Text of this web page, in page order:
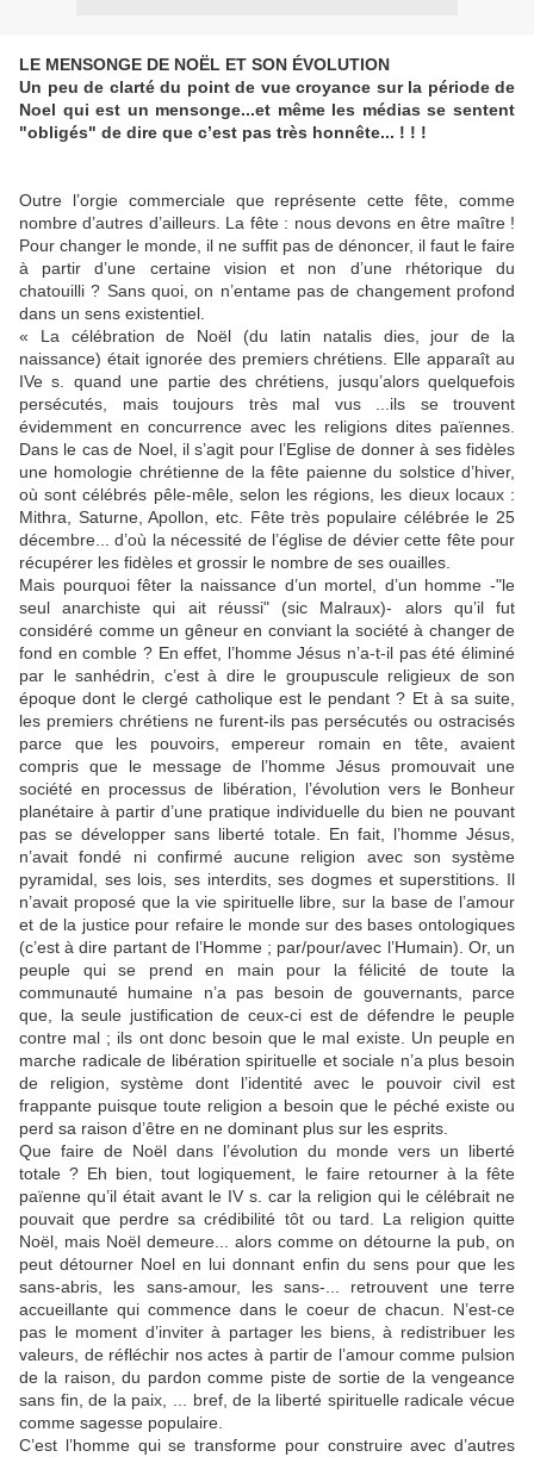
LE MENSONGE DE NOËL ET SON ÉVOLUTION
Un peu de clarté du point de vue croyance sur la période de
Noel qui est un mensonge...et même les médias se sentent
"obligés" de dire que c’est pas très honnête... ! ! !
Outre l’orgie commerciale que représente cette fête, comme
nombre d’autres d’ailleurs. La fête : nous devons en être maître !
Pour changer le monde, il ne suffit pas de dénoncer, il faut le faire
à partir d’une certaine vision et non d’une rhétorique du
chatouilli ? Sans quoi, on n’entame pas de changement profond
dans un sens existentiel.
« La célébration de Noël (du latin natalis dies, jour de la
naissance) était ignorée des premiers chrétiens. Elle apparaît au
IVe s. quand une partie des chrétiens, jusqu’alors quelquefois
persécutés, mais toujours très mal vus ...ils se trouvent
évidemment en concurrence avec les religions dites païennes.
Dans le cas de Noel, il s’agit pour l’Eglise de donner à ses fidèles
une homologie chrétienne de la fête paienne du solstice d’hiver,
où sont célébrés pêle-mêle, selon les régions, les dieux locaux :
Mithra, Saturne, Apollon, etc. Fête très populaire célébrée le 25
décembre... d’où la nécessité de l’église de dévier cette fête pour
récupérer les fidèles et grossir le nombre de ses ouailles.
Mais pourquoi fêter la naissance d’un mortel, d’un homme -"le
seul anarchiste qui ait réussi" (sic Malraux)- alors qu’il fut
considéré comme un gêneur en conviant la société à changer de
fond en comble ? En effet, l’homme Jésus n’a-t-il pas été éliminé
par le sanhédrin, c’est à dire le groupuscule religieux de son
époque dont le clergé catholique est le pendant ? Et à sa suite,
les premiers chrétiens ne furent-ils pas persécutés ou ostracisés
parce que les pouvoirs, empereur romain en tête, avaient
compris que le message de l’homme Jésus promouvait une
société en processus de libération, l’évolution vers le Bonheur
planétaire à partir d’une pratique individuelle du bien ne pouvant
pas se développer sans liberté totale. En fait, l’homme Jésus,
n’avait fondé ni confirmé aucune religion avec son système
pyramidal, ses lois, ses interdits, ses dogmes et superstitions. Il
n’avait proposé que la vie spirituelle libre, sur la base de l’amour
et de la justice pour refaire le monde sur des bases ontologiques
(c’est à dire partant de l’Homme ; par/pour/avec l’Humain). Or, un
peuple qui se prend en main pour la félicité de toute la
communauté humaine n’a pas besoin de gouvernants, parce
que, la seule justification de ceux-ci est de défendre le peuple
contre mal ; ils ont donc besoin que le mal existe. Un peuple en
marche radicale de libération spirituelle et sociale n’a plus besoin
de religion, système dont l’identité avec le pouvoir civil est
frappante puisque toute religion a besoin que le péché existe ou
perd sa raison d’être en ne dominant plus sur les esprits.
Que faire de Noël dans l’évolution du monde vers un liberté
totale ? Eh bien, tout logiquement, le faire retourner à la fête
païenne qu’il était avant le IV s. car la religion qui le célébrait ne
pouvait que perdre sa crédibilité tôt ou tard. La religion quitte
Noël, mais Noël demeure... alors comme on détourne la pub, on
peut détourner Noel en lui donnant enfin du sens pour que les
sans-abris, les sans-amour, les sans-... retrouvent une terre
accueillante qui commence dans le coeur de chacun. N’est-ce
pas le moment d’inviter à partager les biens, à redistribuer les
valeurs, de réfléchir nos actes à partir de l’amour comme pulsion
de la raison, du pardon comme piste de sortie de la vengeance
sans fin, de la paix, ... bref, de la liberté spirituelle radicale vécue
comme sagesse populaire.
C’est l’homme qui se transforme pour construire avec d’autres